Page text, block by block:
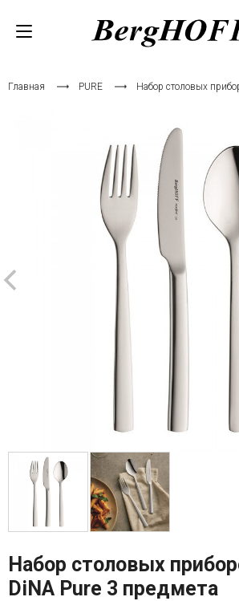
Главная PURE Набор столовых
Набор столовых
DiNA Pure 3 предмета